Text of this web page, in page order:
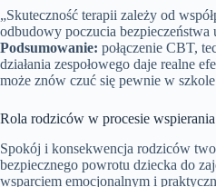
„Skuteczność terapii zależy od
odbudowy poczucia bezpieczeństwa
Podsumowanie: połączenie CBT,
działania zespołowego daje realne
może znów czuć się pewnie w
Rola rodziców w procesie
Spokój i konsekwencja rodziców
bezpiecznego powrotu dziecka do
wsparciem emocjonalnym i